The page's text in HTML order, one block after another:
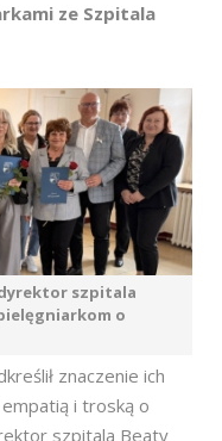
ze Szpitala
dyrektor szpitala
o
znaczenie ich
i troską o
szpitala Beaty